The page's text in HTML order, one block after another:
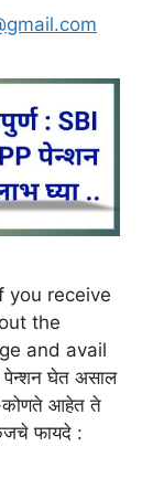
you receive
the
and avail
घेत असाल
कोणते आहेत ते
फायदे :